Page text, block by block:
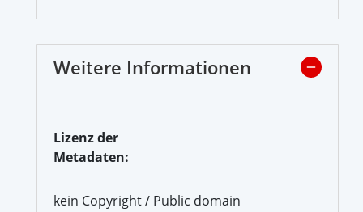
Weitere Informationen
Lizenz der
Metadaten:
kein Copyright / Public domain